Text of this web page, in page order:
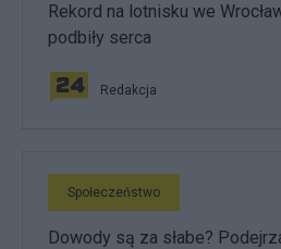
Rekord na lotnisku we
podbiły serca
Redakcja
Społeczeństwo
Dowody są za słabe?